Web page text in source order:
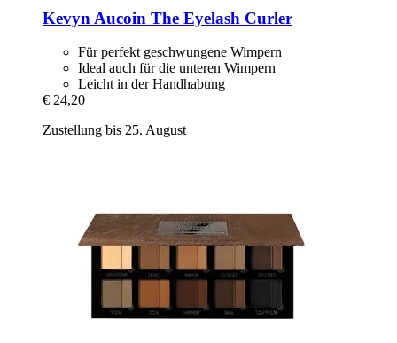
Kevyn Aucoin The Eyelash Curler
Für perfekt geschwungene Wimpern
Ideal auch für die unteren Wimpern
Leicht in der Handhabung
€ 24,20
Zustellung bis 25. August